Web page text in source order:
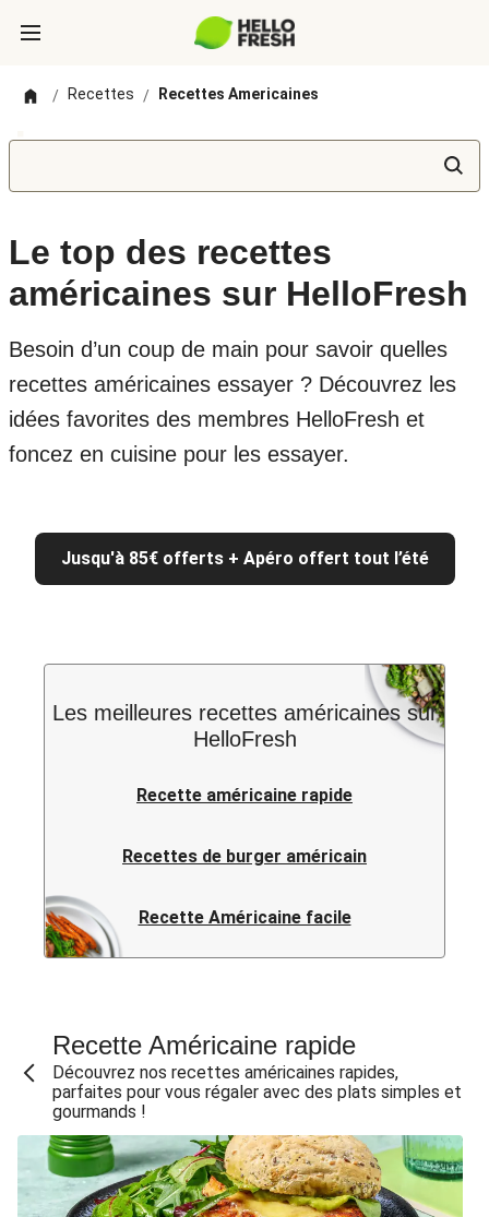
/ Recettes / Recettes Americaines
Le top des recettes
américaines sur HelloFresh
Besoin d’un coup de main pour savoir quelles
recettes américaines essayer ? Découvrez les
idées favorites des membres HelloFresh et
foncez en cuisine pour les essayer.
Jusqu'à 85€ offerts + Apéro offert tout l’été
Les meilleures recettes américaines sur
HelloFresh
Recette américaine rapide
Recettes de burger américain
Recette Américaine facile
Recette Américaine rapide
Découvrez nos recettes américaines rapides,
parfaites pour vous régaler avec des plats simples et
gourmands !